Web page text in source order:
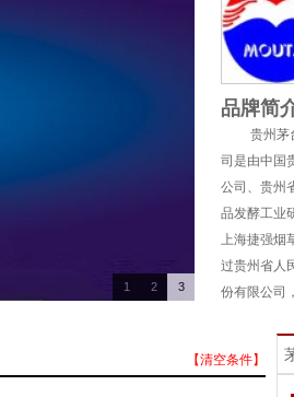
品牌简
贵州茅台
司是由中国
公司、贵州
品发酵工业
上海捷强烟
过贵州省人
份有限公
1 2 3
【清空条件】